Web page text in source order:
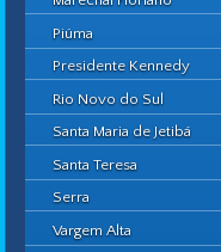
Piúma
Presidente Kennedy
Rio Novo do Sul
Santa Maria de Jetibá
Santa Teresa
Serra
Vargem Alta